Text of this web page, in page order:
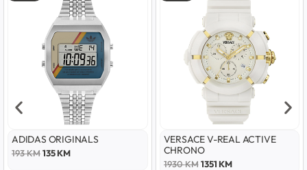
ADIDAS ORIGINALS
193KM135KM
VERSACE V-REAL ACTIVE
CHRONO
1930KM 1351KM